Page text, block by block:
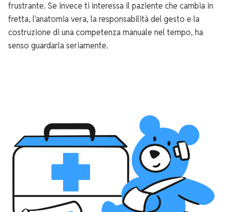
frustrante. Se invece ti interessa il paziente che cambia in
fretta, l'anatomia vera, la responsabilità del gesto e la
costruzione di una competenza manuale nel tempo, ha
senso guardarla seriamente.